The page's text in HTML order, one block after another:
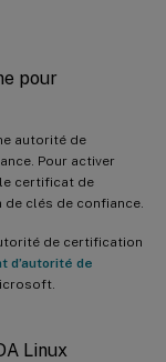
pour
autorité de
Pour activer
certificat de
clés de confiance.
de certification
d’autorité de
Linux